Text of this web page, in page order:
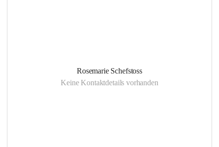
Rosemarie Schefstoss
Keine Kontaktdetails vorhanden